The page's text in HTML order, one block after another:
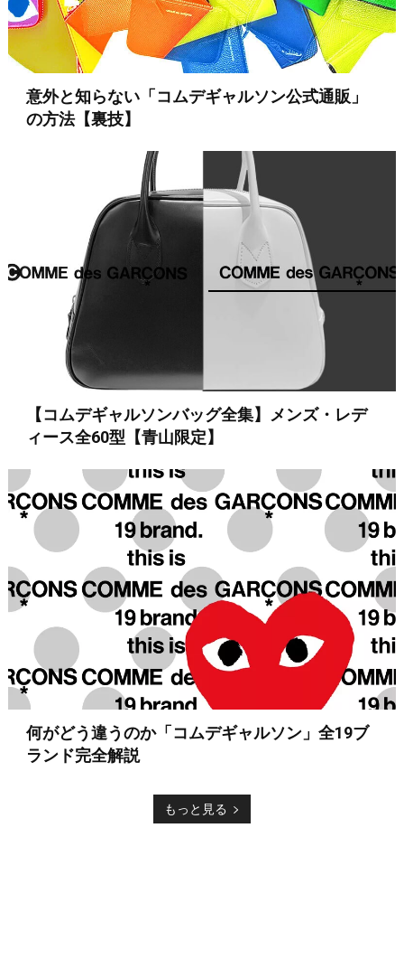
意外と知らない「コムデギャルソン公式通販」
の方法【裏技】
【コムデギャルソンバッグ全集】メンズ・レデ
ィース全60型【青山限定】
何がどう違うのか「コムデギャルソン」全19ブ
ランド完全解説
もっと見る